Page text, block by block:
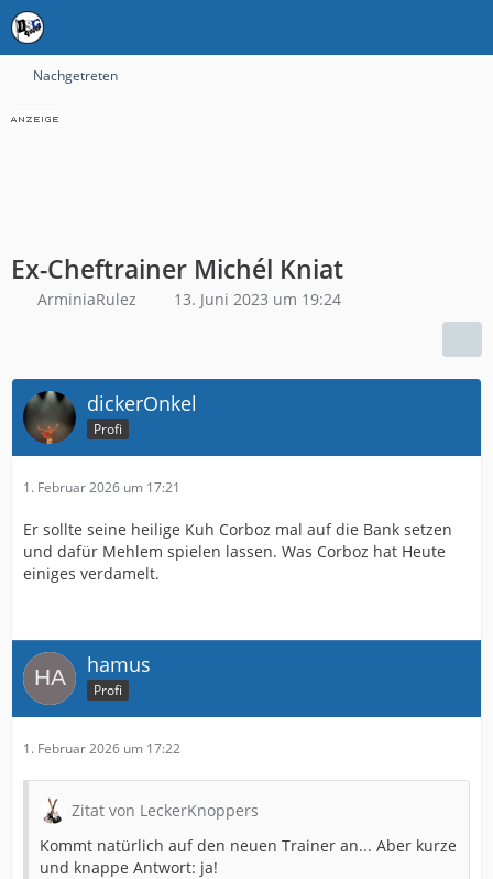
Nachgetreten
Ex-Cheftrainer Michél Kniat
ArminiaRulez 13. Juni 2023 um 19:24
dickerOnkel
Profi
1. Februar 2026 um 17:21
Er sollte seine heilige Kuh Corboz mal auf die Bank setzen
und dafür Mehlem spielen lassen. Was Corboz hat Heute
einiges verdamelt.
hamus
Profi
1. Februar 2026 um 17:22
Zitat von LeckerKnoppers
Kommt natürlich auf den neuen Trainer an... Aber kurze
und knappe Antwort: ja!